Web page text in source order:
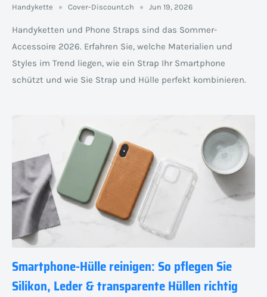
Handykette Cover-Discount.ch Jun 19, 2026
Handyketten und Phone Straps sind das Sommer-
Accessoire 2026. Erfahren Sie, welche Materialien und
Styles im Trend liegen, wie ein Strap Ihr Smartphone
schützt und wie Sie Strap und Hülle perfekt kombinieren.
Smartphone-Hülle reinigen: So pflegen Sie
Silikon, Leder & transparente Hüllen richtig